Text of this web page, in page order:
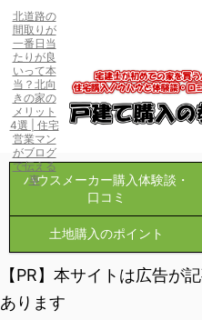
ハウスメーカー購入体験談・
口コミ
土地購入のポイント
【PR】本サイトは広告が
あります
北道路の
間取りが
一番日当
たりが良
いって本
当？北向
きの家の
メリット
4選 | 住宅
営業マン
がブログ
で伝える
事